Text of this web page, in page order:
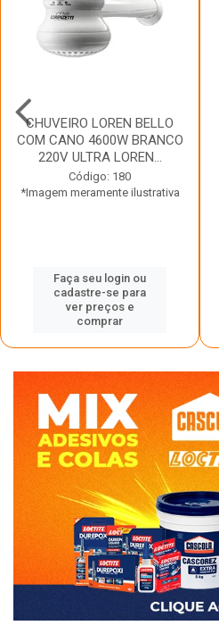
CHUVEIRO LOREN BELLO
COM CANO 4600W BRANCO
220V ULTRA LOREN...
Código: 180
*Imagem meramente ilustrativa
Faça seu login ou
cadastre-se para
ver preços e
comprar